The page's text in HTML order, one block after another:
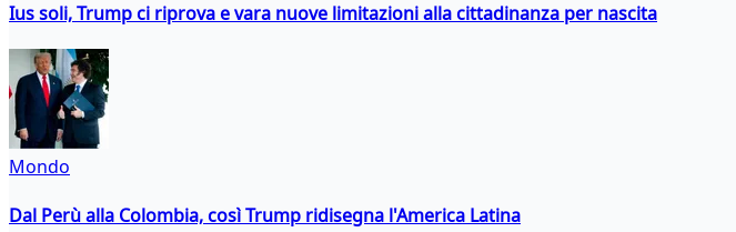
Ius soli, Trump ci riprova e vara nuove limitazioni alla cittadinanza per nascita
Mondo
Dal Perù alla Colombia, così Trump ridisegna l'America Latina